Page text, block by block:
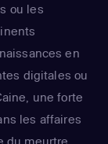
ou les
en
digitales ou
une forte
les affaires
du meurtre